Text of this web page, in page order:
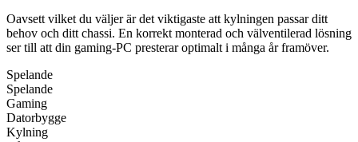
Oavsett vilket du väljer är det viktigaste att kylningen passar ditt
behov och ditt chassi. En korrekt monterad och välventilerad lösning
ser till att din gaming‑PC presterar optimalt i många år framöver.
Spelande
Spelande
Gaming
Datorbygge
Kylning